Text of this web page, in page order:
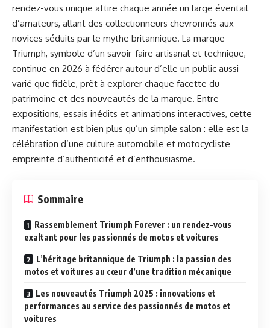
rendez-vous unique attire chaque année un large éventail
d’amateurs, allant des collectionneurs chevronnés aux
novices séduits par le mythe britannique. La marque
Triumph, symbole d’un savoir-faire artisanal et technique,
continue en 2026 à fédérer autour d’elle un public aussi
varié que fidèle, prêt à explorer chaque facette du
patrimoine et des nouveautés de la marque. Entre
expositions, essais inédits et animations interactives, cette
manifestation est bien plus qu’un simple salon : elle est la
célébration d’une culture automobile et motocycliste
empreinte d’authenticité et d’enthousiasme.
Sommaire
Rassemblement Triumph Forever : un rendez-vous
exaltant pour les passionnés de motos et voitures
L’héritage britannique de Triumph : la passion des
motos et voitures au cœur d’une tradition mécanique
Les nouveautés Triumph 2025 : innovations et
performances au service des passionnés de motos et
voitures